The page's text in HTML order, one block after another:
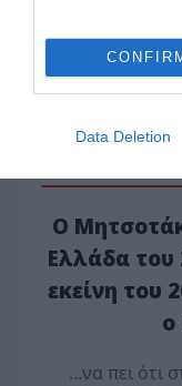
Data Deletion
Ο
Ελλάδα του
εκείνη του
ο
…να πει ότι